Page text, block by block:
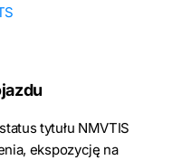
status tytułu NMVTIS
ekspozycję na